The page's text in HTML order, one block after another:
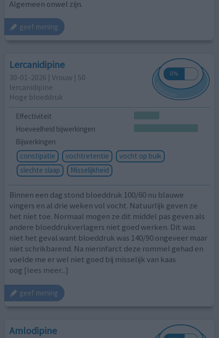
Algemeen onwel zijn.
geef mening
Lercanidipine
30-01-2026 | Vrouw | 50
lercanidipine
Hoge bloeddruk
Effectiviteit
Hoeveelheid bijwerkingen
Bijwerkingen
constipatie
vochtretentie
vocht op buik
slechte slaap
Misselijkheid
Binnen een dag stond bloeddruk 100/60 nu blauwe
vingers en al drie weken vol vocht. Natuurlijk geven ze
het niet toe. Normaal mogen ze dit middel pas geven als
andere bloeddrukverlagers niet goed werken. Dit was
niet het geval.want bloeddruk was 140/90 ongeveer maar
niet schrikbarend. Na nierinfarct deze rommel gehad en
voelde me er wel niet goed bij misselijk van kaas
oog [lees meer...]
geef mening
Amlodipine